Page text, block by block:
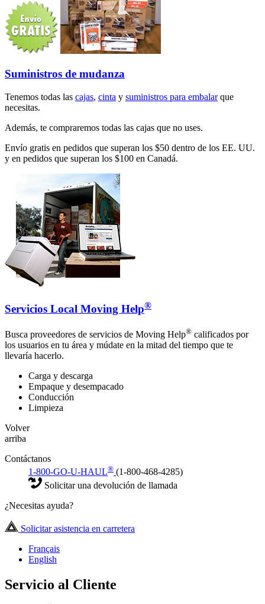
Suministros de mudanza
Tenemos todas las cajas, cinta y suministros para embalarque
necesitas.
Además, te compraremos todas las cajas que no uses.
Envío gratis en pedidos que superan los $50 dentro de los EE. UU.
y en pedidos que superan los $100 en Canadá.
Servicios Local Moving Help®
Busca proveedores de servicios de Moving Help® calificados por
los usuarios en tu área y múdate en la mitad del tiempo que te
llevaría hacerlo.
Carga y descarga
Empaque y desempacado
Conducción
Limpieza
Volver
arriba
Contáctanos
1-800-GO-U-HAUL® (1-800-468-4285)
Solicitar una devolución de llamada
¿Necesitas ayuda?
Solicitar asistencia en carretera
Français
English
Servicio al Cliente